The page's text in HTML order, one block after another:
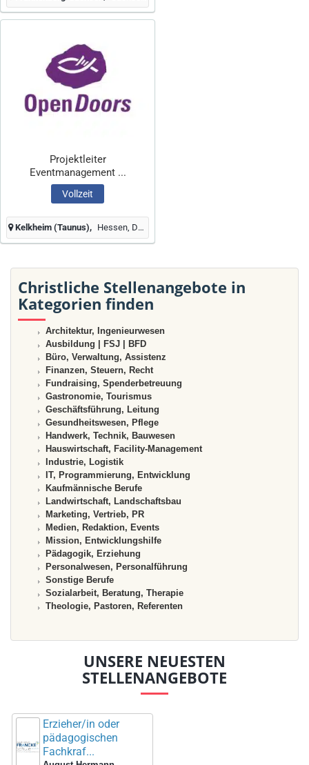
Projektleiter
Eventmanagement ...
Vollzeit
Kelkheim (Taunus) Hessen, Deutschland
Christliche Stellenangebote in
Kategorien finden
Architektur, Ingenieurwesen
Ausbildung | FSJ | BFD
Büro, Verwaltung, Assistenz
Finanzen, Steuern, Recht
Fundraising, Spenderbetreuung
Gastronomie, Tourismus
Geschäftsführung, Leitung
Gesundheitswesen, Pflege
Handwerk, Technik, Bauwesen
Hauswirtschaft, Facility-Management
Industrie, Logistik
IT, Programmierung, Entwicklung
Kaufmännische Berufe
Landwirtschaft, Landschaftsbau
Marketing, Vertrieb, PR
Medien, Redaktion, Events
Mission, Entwicklungshilfe
Pädagogik, Erziehung
Personalwesen, Personalführung
Sonstige Berufe
Sozialarbeit, Beratung, Therapie
Theologie, Pastoren, Referenten
UNSERE NEUESTEN
STELLENANGEBOTE
Erzieher/in oder
pädagogischen
Fachkraf...